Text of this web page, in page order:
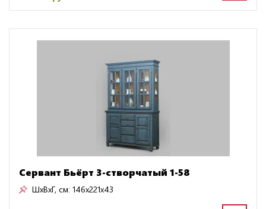
Сервант Бьёрт 3-створчатый 1-58
ШxВxГ, см: 146x221x43